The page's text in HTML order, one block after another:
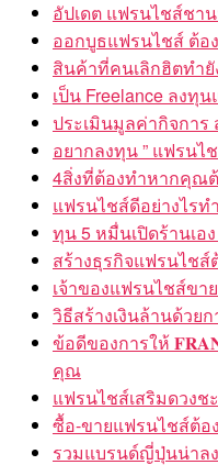
อัปเดต แฟรนไชส์ชา
ออกบูธแฟรนไชส์ ต้อ
สินค้าที่คนเลิกฮิตทำยั
เป็น Freelance ลงทุ
ประเมินมูลค่ากิจการ
อยากลงทุน ” แฟรนไ
4สิ่งที่ต้องทำหากคุณ
แฟรนไชส์ดีอย่างไร
ทุน 5 หมื่นเปิดร้านเอ
สร้างธุรกิจแฟรนไชส์
เจ้าของแฟรนไชส์ขา
วิธีสร้างเงินล้านด้วย
ข้อดีของการให้
คุณ
แฟรนไชส์เสริมดวงช
ซื้อ-ขายแฟรนไชส์ต้อ
รวมแบรนด์ญี่ปุ่นน่าล